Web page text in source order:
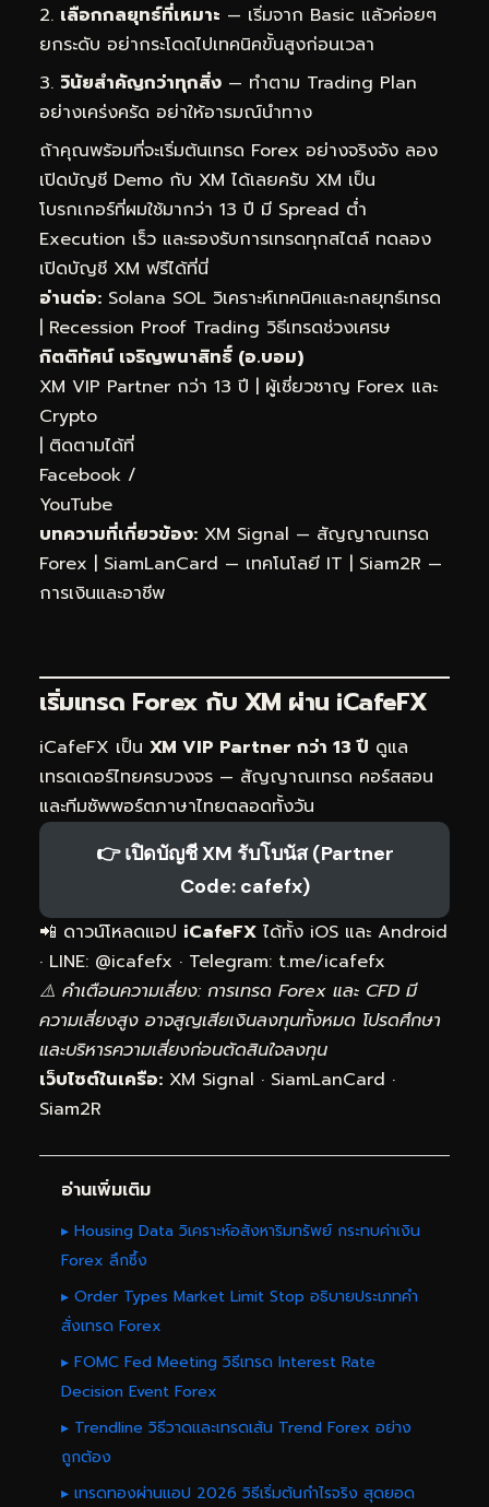
เลือกกลยุทธ์ที่เหมาะ — เริ่มจาก Basic แล้วค่อยๆ
ยกระดับ อย่ากระโดดไปเทคนิคขั้นสูงก่อนเวลา
วินัยสำคัญกว่าทุกสิ่ง — ทำตาม Trading Plan
อย่างเคร่งครัด อย่าให้อารมณ์นำทาง
ถ้าคุณพร้อมที่จะเริ่มต้นเทรด Forex อย่างจริงจัง ลอง
เปิดบัญชี Demo กับ XM ได้เลยครับ XM เป็น
โบรกเกอร์ที่ผมใช้มากว่า 13 ปี มี Spread ต่ำ
Execution เร็ว และรองรับการเทรดทุกสไตล์ ทดลอง
เปิดบัญชี XM ฟรีได้ที่นี่
อ่านต่อ: Solana SOL วิเคราะห์เทคนิคและกลยุทธ์เทรด
| Recession Proof Trading วิธีเทรดช่วงเศรษ
กิตติทัศน์ เจริญพนาสิทธิ์ (อ.บอม)
XM VIP Partner กว่า 13 ปี | ผู้เชี่ยวชาญ Forex และ
Crypto
| ติดตามได้ที่
Facebook /
YouTube
บทความที่เกี่ยวข้อง: XM Signal — สัญญาณเทรด
Forex | SiamLanCard — เทคโนโลยี IT | Siam2R —
การเงินและอาชีพ
เริ่มเทรด Forex กับ XM ผ่าน iCafeFX
iCafeFX เป็น XM VIP Partner กว่า 13 ปี ดูแล
เทรดเดอร์ไทยครบวงจร — สัญญาณเทรด คอร์สสอน
และทีมซัพพอร์ตภาษาไทยตลอดทั้งวัน
👉 เปิดบัญชี XM รับโบนัส (Partner
Code: cafefx)
📲 ดาวน์โหลดแอป iCafeFX ได้ทั้ง iOS และ Android
· LINE: @icafefx · Telegram: t.me/icafefx
⚠️ คำเตือนความเสี่ยง: การเทรด Forex และ CFD มี
ความเสี่ยงสูง อาจสูญเสียเงินลงทุนทั้งหมด โปรดศึกษา
และบริหารความเสี่ยงก่อนตัดสินใจลงทุน
เว็บไซต์ในเครือ: XM Signal · SiamLanCard ·
Siam2R
อ่านเพิ่มเติม
▸ Housing Data วิเคราะห์อสังหาริมทรัพย์ กระทบค่าเงิน
Forex ลึกซึ้ง
▸ Order Types Market Limit Stop อธิบายประเภทคำ
สั่งเทรด Forex
▸ FOMC Fed Meeting วิธีเทรด Interest Rate
Decision Event Forex
▸ Trendline วิธีวาดและเทรดเส้น Trend Forex อย่าง
ถูกต้อง
▸ เทรดทองผ่านแอป 2026 วิธีเริ่มต้นกำไรจริง สุดยอด